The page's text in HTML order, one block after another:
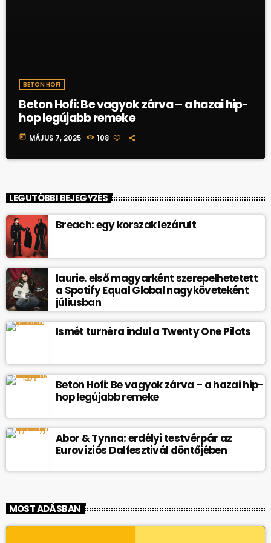
BETON HOFI
Beton Hofi: Be vagyok zárva – a hazai hip-
hop legújabb remeke
today MÁJUS 7, 2025 108
LEGUTÓBBI BEJEGYZÉS
Breach: egy korszak lezárult
laurie. első magyarként szerepelhetetett
a Spotify Equal Global nagyköveteként
júliusban
Ismét turnéra indul a Twenty One Pilots
Beton Hofi: Be vagyok zárva – a hazai hip-
hop legújabb remeke
Abor & Tynna: erdélyi testvérpár az
Eurovíziós Dalfesztivál döntőjében
MOST ADÁSBAN